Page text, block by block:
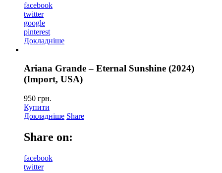
facebook
twitter
google
pinterest
Докладніше
Ariana Grande – Eternal Sunshine (2024)
(Import, USA)
950 грн.
Купити
Докладніше Share
Share on:
facebook
twitter